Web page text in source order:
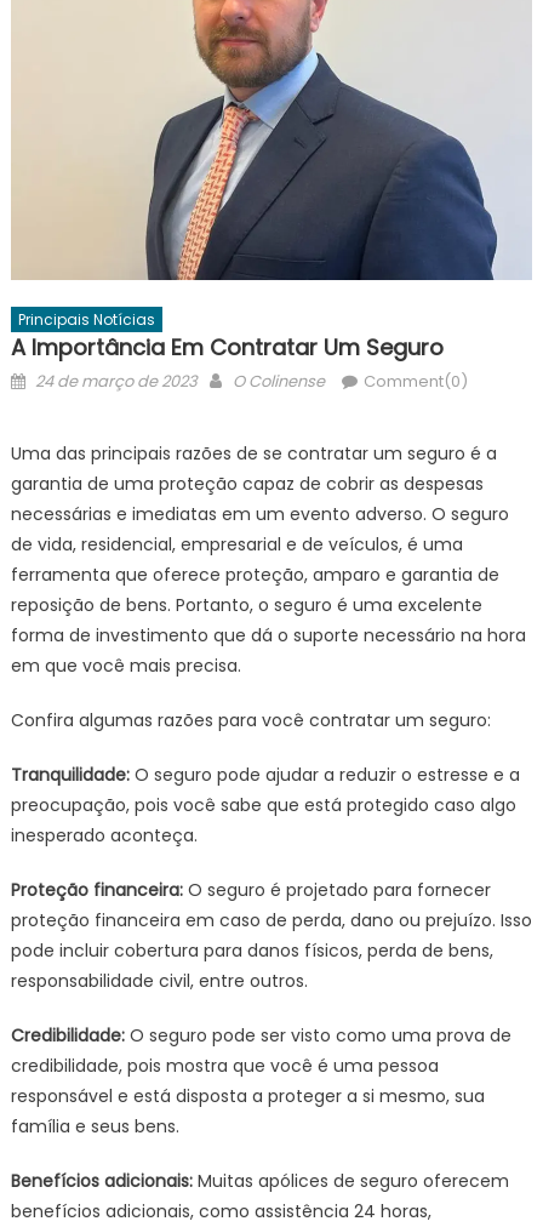
Principais Notícias
A Importância Em Contratar Um Seguro
Posted
24 de março de 2023 Author
O Colinense Comment(0)
Uma das principais razões de se contratar um seguro é a
garantia de uma proteção capaz de cobrir as despesas
necessárias e imediatas em um evento adverso. O seguro
de vida, residencial, empresarial e de veículos, é uma
ferramenta que oferece proteção, amparo e garantia de
reposição de bens. Portanto, o seguro é uma excelente
forma de investimento que dá o suporte necessário na hora
em que você mais precisa.
Confira algumas razões para você contratar um seguro:
Tranquilidade:O seguro pode ajudar a reduzir o estresse e a
preocupação, pois você sabe que está protegido caso algo
inesperado aconteça.
Proteção financeira:O seguro é projetado para fornecer
proteção financeira em caso de perda, dano ou prejuízo. Isso
pode incluir cobertura para danos físicos, perda de bens,
responsabilidade civil, entre outros.
Credibilidade: O seguro pode ser visto como uma prova de
credibilidade, pois mostra que você é uma pessoa
responsável e está disposta a proteger a si mesmo, sua
família e seus bens.
Benefícios adicionais:Muitas apólices de seguro oferecem
benefícios adicionais, como assistência 24 horas,